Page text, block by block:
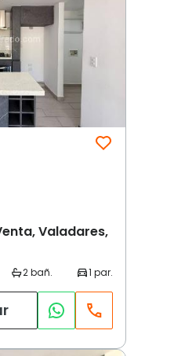
Valadares,